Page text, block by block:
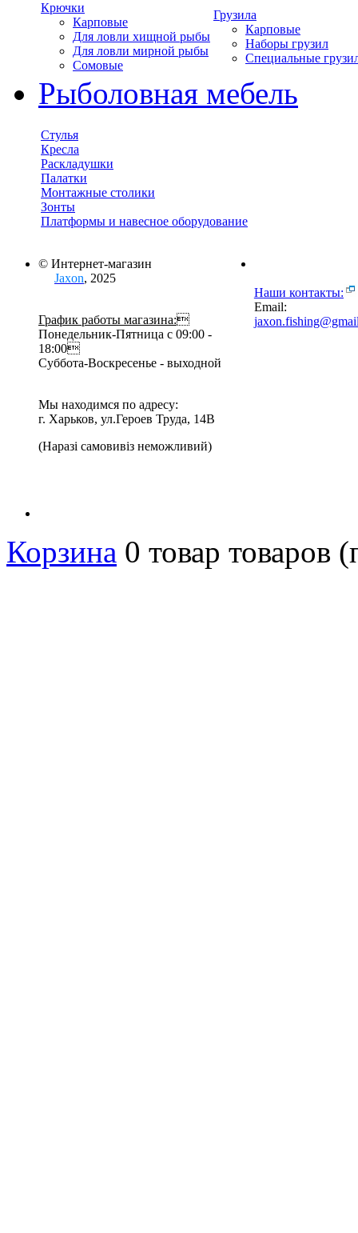
Крючки
Карповые
Для ловли хищной рыбы
Для ловли мирной рыбы
Сомовые
Грузила
Карповые
Наборы грузил
Специальные
Рыболовная мебель
Стулья
Кресла
Раскладушки
Палатки
Монтажные столики
Зонты
Платформы и навесное оборудование
© Интернет-магазин
Jaxon, 2025
График работы магазина:
Понедельник-Пятница с 09:00 -
18:00
Суббота-Воскресенье - выходной
Мы находимся по адресу:
г. Харьков, ул.Героев Труда, 14В
(Наразі самовивіз неможливий)
Наши контакты:
Email:
Корзина 0 товар товаров